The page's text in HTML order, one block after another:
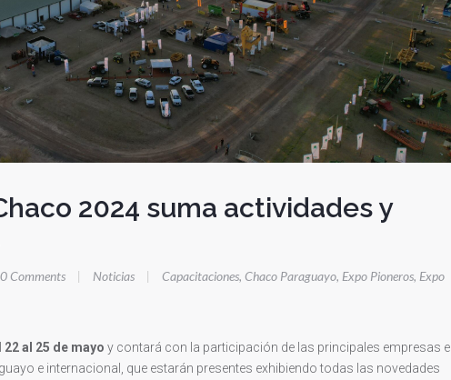
2024 suma actividades y
0 Comments | Noticias | Capacitaciones, Chaco Paraguayo, Expo Pioneros, Expo
22 al 25 de mayo y contará con la participación de las principales empresas e
e internacional, que estarán presentes exhibiendo todas las novedades